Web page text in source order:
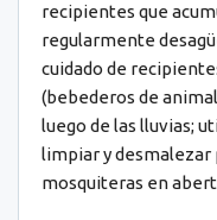
recipientes que
regularmente
cuidado de
(bebederos de
luego de las lluvias;
limpiar y desmalezar
mosquiteras en